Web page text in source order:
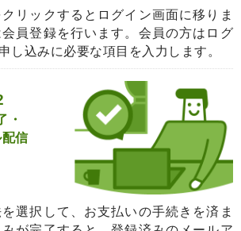
リックするとログイン画面に移りま
員登録を行います。会員の方はログ
し込みに必要な項目を入力します。
・
信
選択して、お支払いの手続きを済ま